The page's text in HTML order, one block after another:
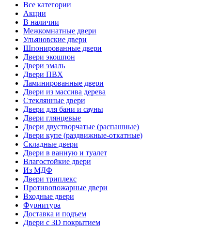
Все категории
Акции
В наличии
Межкомнатные двери
Ульяновские двери
Шпонированные двери
Двери экошпон
Двери эмаль
Двери ПВХ
Ламинированные двери
Двери из массива дерева
Стеклянные двери
Двери для бани и сауны
Двери глянцевые
Двери двустворчатые (распашные)
Двери купе (раздвижные-откатные)
Складные двери
Двери в ванную и туалет
Влагостойкие двери
Из МДФ
Двери триплекс
Противопожарные двери
Входные двери
Фурнитура
Доставка и подъем
Двери с 3D покрытием